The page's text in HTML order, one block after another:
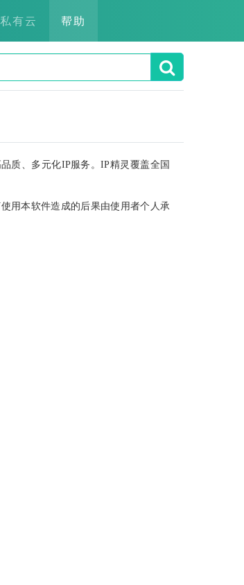
私有云 帮助
质、多元化IP服务。IP精灵覆盖全国
用本软件造成的后果由使用者个人承